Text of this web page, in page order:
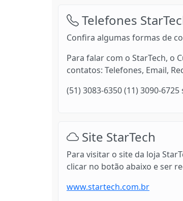
Telefones
Confira algumas formas de
Para falar com o StarTech, o
contatos: Telefones, Email,
(51) 3083-6350 (11) 3090-
Site StarTech
Para visitar o site da loja
clicar no botão abaixo e ser
www.startech.com.br